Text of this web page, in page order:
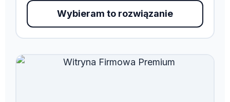
Wybieram to rozwiązanie